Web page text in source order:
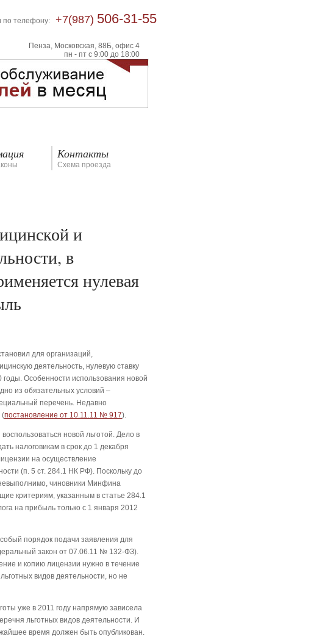
по телефону: +7(987) 506-31-55
Пенза, Московская, 88Б, офис 4
пн - пт с 9:00 до 18:00
Контакты
Схема проезда
и
в
нулевая
для организаций,
деятельность, нулевую ставку
Особенности использования новой
из обязательных условий –
перечень. Недавно
(постановление от 10.11.11 № 917).
новой льготой. Дело в
налоговикам в срок до 1 декабря
на осуществление
(п. 5 ст. 284.1 НК РФ). Поскольку до
чиновники Минфина
критериям, указанным в статье 284.1
на прибыль только с 1 января 2012
порядок подачи заявления для
закон от 07.06.11 № 132-ФЗ).
и копию лицензии нужно в течение
видов деятельности, но не
уже в 2011 году напрямую зависела
льготных видов деятельности. И
время должен быть опубликован.